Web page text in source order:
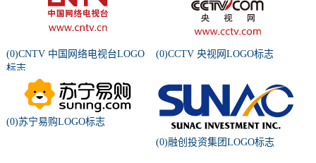
(0)CNTV 中国网络电视台LOGO
标志
(0)CCTV 央视网LOGO标志
(0)苏宁易购LOGO标志
(0)融创投资集团LOGO标志